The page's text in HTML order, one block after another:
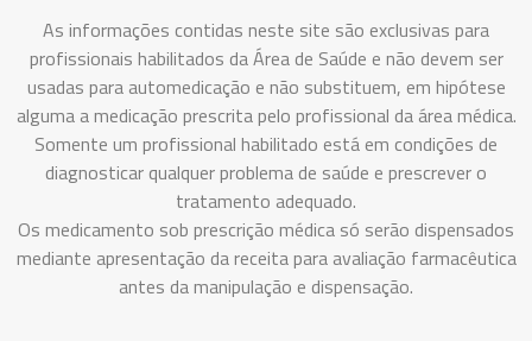
As informações contidas neste site são exclusivas para
profissionais habilitados da Área de Saúde e não devem ser
usadas para automedicação e não substituem, em hipótese
alguma a medicação prescrita pelo profissional da área médica.
Somente um profissional habilitado está em condições de
diagnosticar qualquer problema de saúde e prescrever o
tratamento adequado.
Os medicamento sob prescrição médica só serão dispensados
mediante apresentação da receita para avaliação farmacêutica
antes da manipulação e dispensação.